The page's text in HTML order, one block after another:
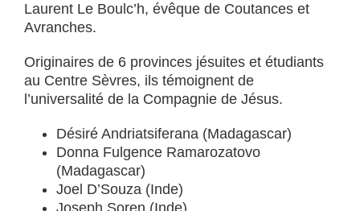
Laurent Le Boulc’h, évêque de Coutances et
Avranches.
Originaires de 6 provinces jésuites et étudiants
au Centre Sèvres, ils témoignent de
l’universalité de la Compagnie de Jésus.
Désiré Andriatsiferana (Madagascar)
Donna Fulgence Ramarozatovo
(Madagascar)
Joel D’Souza (Inde)
Joseph Soren (Inde)